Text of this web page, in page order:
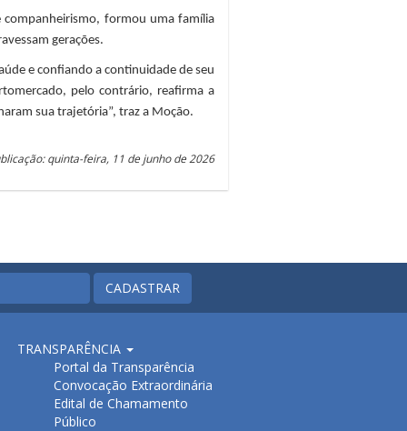
companheirismo, formou uma família
gerações.
e confiando a continuidade de seu
pelo contrário, reafirma a
sua trajetória”, traz a Moção.
quinta-feira, 11 de junho de 2026
CADASTRAR
TRANSPARÊNCIA
Portal da Transparência
Convocação Extraordinária
Edital de Chamamento
Público